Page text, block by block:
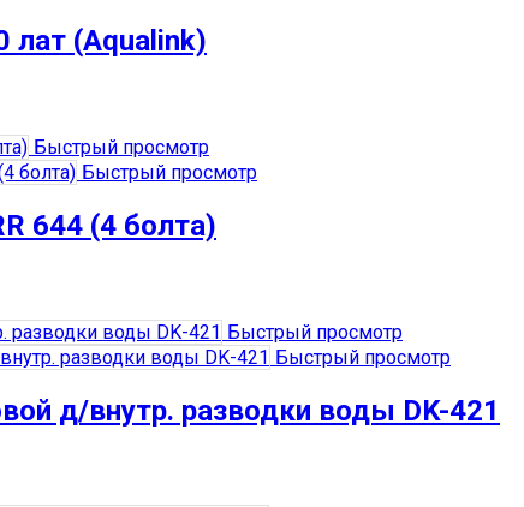
лат (Aqualink)
Быстрый просмотр
Быстрый просмотр
644 (4 болта)
Быстрый просмотр
Быстрый просмотр
д/внутр. разводки воды DK-421